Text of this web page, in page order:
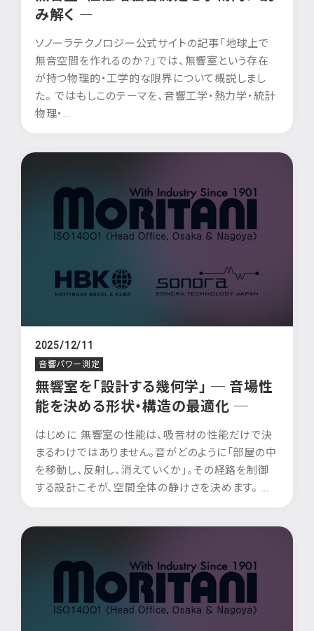
み解く ―
ソノーラテクノロジー公式サイトの記事「地球上で
無音空間を作れるのか？」では、無響室という存在
が持つ物理的・工学的な限界について概説しまし
た。 ではもしこのテーマを、音響工学・熱力学・統計
物理・...
2025/12/11
音響パワー測定
無響室を「設計する幾何学」 ─ 音場性
能を決める形状・構造の最適化 ─
はじめに 無響室の性能は、吸音材の性能だけで決
まるわけではありません。音がどのように「部屋の中
を移動し、反射し、消えていくか」。その経路を制御
する設計こそが、空間全体の静けさを決めます。 ...